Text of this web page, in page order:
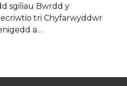
sgiliau Bwrdd y
tri Chyfarwyddwr
a…